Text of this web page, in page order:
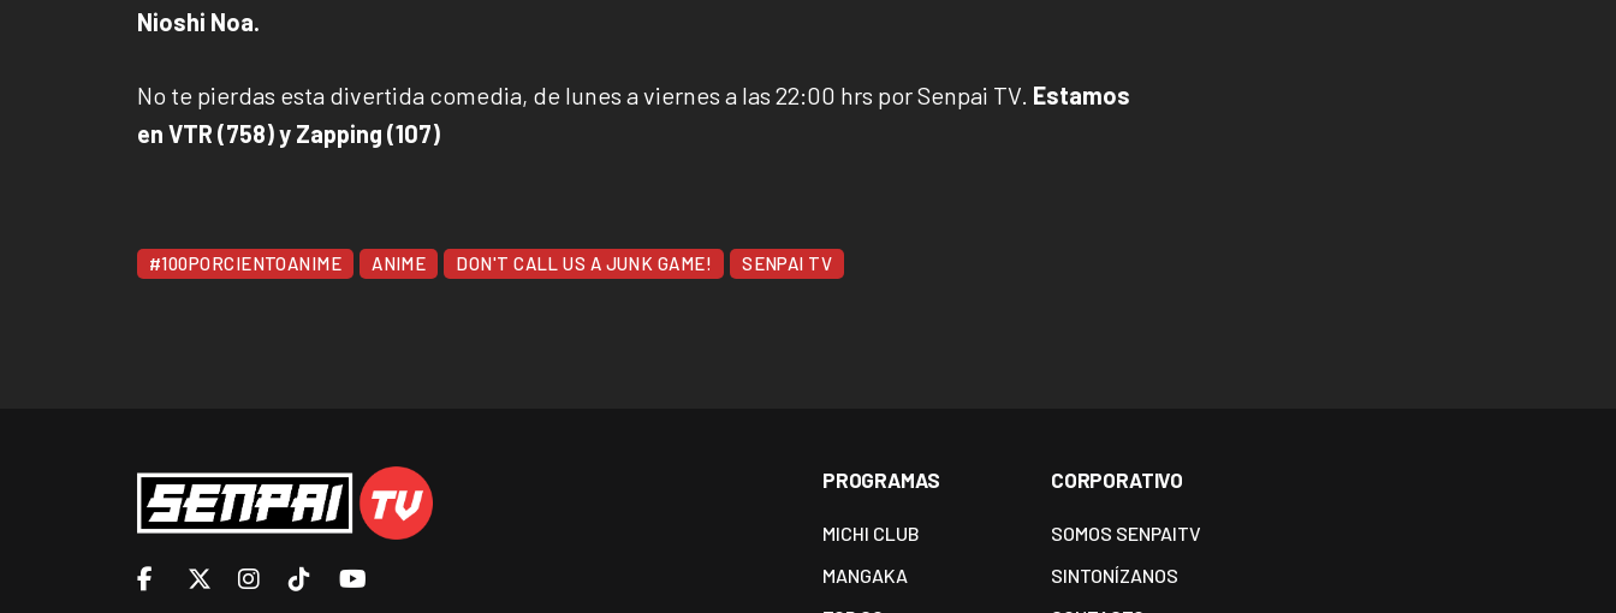
Nioshi Noa.
No te pierdas esta divertida comedia, de lunes a viernes a las 22:00 hrs por Senpai TV. Estamos
en VTR (758) y Zapping (107)
#100PORCIENTOANIME ANIME DON'T CALL US A JUNK GAME! SENPAI TV
PROGRAMAS
MICHI CLUB
MANGAKA
CORPORATIVO
SOMOS SENPAITV
SINTONÍZANOS